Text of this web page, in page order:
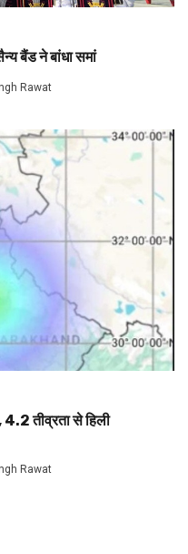
बैंड ने बांधा समां
Rawat
तीव्रता से हिली
Rawat